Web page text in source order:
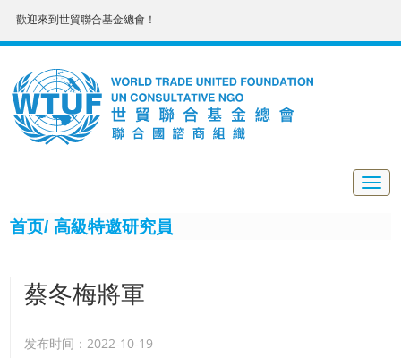
歡迎來到世貿聯合基金總會！
首页/ 高級特邀研究員
蔡冬梅將軍
发布时间：2022-10-19